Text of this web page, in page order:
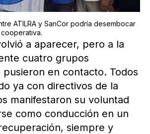
ATILRA y SanCor podría desembocar
a aparecer, pero a la
cuatro grupos
pusieron en contacto. Todos
ya con directivos de la
manifestaron su voluntad
como conducción en un
siempre y